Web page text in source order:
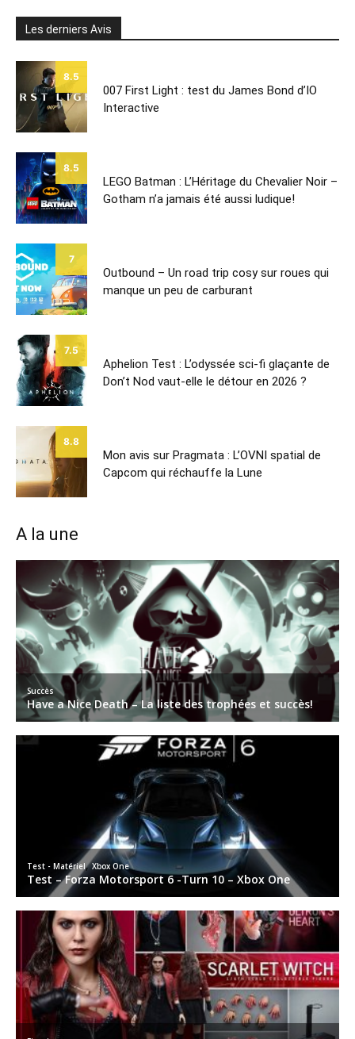
Les derniers Avis
8.5
007 First Light : test du James Bond d’IO
Interactive
8.5
LEGO Batman : L’Héritage du Chevalier Noir –
Gotham n’a jamais été aussi ludique!
7
Outbound – Un road trip cosy sur roues qui
manque un peu de carburant
7.5
Aphelion Test : L’odyssée sci-fi glaçante de
Don’t Nod vaut-elle le détour en 2026 ?
8.8
Mon avis sur Pragmata : L’OVNI spatial de
Capcom qui réchauffe la Lune
A la une